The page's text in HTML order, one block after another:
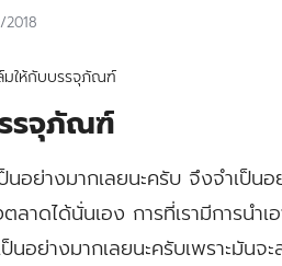
มให้กับบรรจุภัณฑ์
รจุภัณฑ์
ย่างมากเลยนะครับ จึงจำเป็นอ
าดได้นั่นเอง การที่เรามีการนำ
อย่างมากเลยนะครับเพราะมันจ